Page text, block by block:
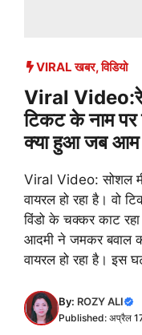
VIRAL खबर,विडियो
Viral
टिकट के नाम
क्या हुआ जब आम
Viral Video: सोशल
वायरल हो रहा है। वो
विंडो के चक्कर काट
आदमी ने जमकर बवाल
वायरल हो रहा है। इस
By: ROZY ALI
Published: अप्रैल